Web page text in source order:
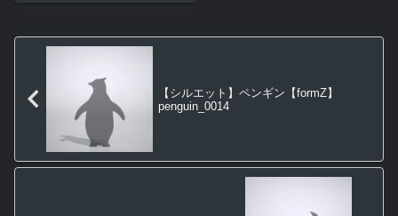
【シルエット】ペンギン【formZ】
penguin_0014